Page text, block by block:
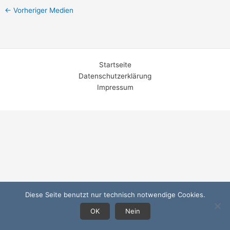
← Vorheriger Medien
Startseite
Datenschutzerklärung
Impressum
Diese Seite benutzt nur technisch notwendige Cookies.
OK
Nein